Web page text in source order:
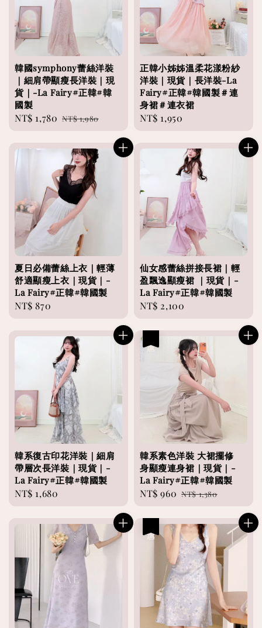
韓國symphony蕾絲洋裝
｜細肩帶顯瘦長洋裝｜現
貨｜-La Fairy#正韓#韓
國製
Sale
NT$ 1,780 Regular
NT$ 1,980
正韓小姊姊溫柔花漾粉紗
洋裝｜現貨｜長洋裝-La
Fairy#正韓#韓國製＃連
身裙＃連衣裙
Regular
NT$ 1,950
夏日必備蕾絲上衣｜輕薄
舒適顯瘦上衣｜現貨｜-
La Fairy#正韓#韓國製
Regular
NT$ 870
仙女感蕾絲拼接長裙｜輕
盈飄逸顯瘦裙 ｜現貨｜-
La Fairy#正韓#韓國製
Regular
NT$ 2,100
韓系復古印花洋裝｜細肩
帶層次長洋裝｜現貨｜-
La Fairy#正韓#韓國製
Regular
NT$ 1,680
韓系素色洋裝 大裙擺修
身顯瘦連身裙｜現貨｜-
La Fairy#正韓#韓國製
Sale
NT$ 960 Regular
NT$ 1,380